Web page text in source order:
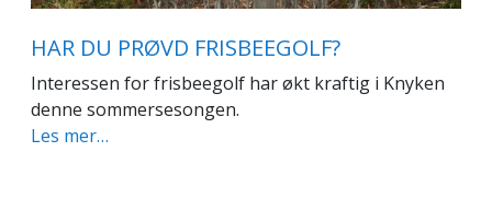
HAR DU PRØVD FRISBEEGOLF?
Interessen for frisbeegolf har økt kraftig i Knyken
denne sommersesongen.
Les mer…